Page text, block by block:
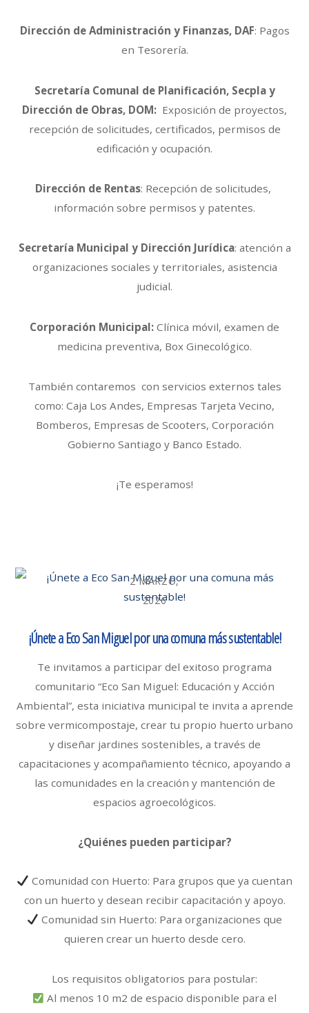
Dirección de Administración y Finanzas, DAF: Pagos
en Tesorería.
Secretaría Comunal de Planificación, Secpla y
Dirección de Obras, DOM: Exposición de proyectos,
recepción de solicitudes, certificados, permisos de
edificación y ocupación.
Dirección de Rentas: Recepción de solicitudes,
información sobre permisos y patentes.
Secretaría Municipal y Dirección Jurídica: atención a
organizaciones sociales y territoriales, asistencia
judicial.
Corporación Municipal: Clínica móvil, examen de
medicina preventiva, Box Ginecológico.
También contaremos con servicios externos tales
como: Caja Los Andes, Empresas Tarjeta Vecino,
Bomberos, Empresas de Scooters, Corporación
Gobierno Santiago y Banco Estado.
¡Te esperamos!
2 MARZO,
2026
¡Únete a Eco San Miguel por una comuna más sustentable!
Te invitamos a participar del exitoso programa
comunitario “Eco San Miguel: Educación y Acción
Ambiental”, esta iniciativa municipal te invita a aprende
sobre vermicompostaje, crear tu propio huerto urbano
y diseñar jardines sostenibles, a través de
capacitaciones y acompañamiento técnico, apoyando a
las comunidades en la creación y mantención de
espacios agroecológicos.
¿Quiénes pueden participar?
Comunidad con Huerto: Para grupos que ya cuentan
con un huerto y desean recibir capacitación y apoyo.
Comunidad sin Huerto: Para organizaciones que
quieren crear un huerto desde cero.
Los requisitos obligatorios para postular:
Al menos 10 m2 de espacio disponible para el